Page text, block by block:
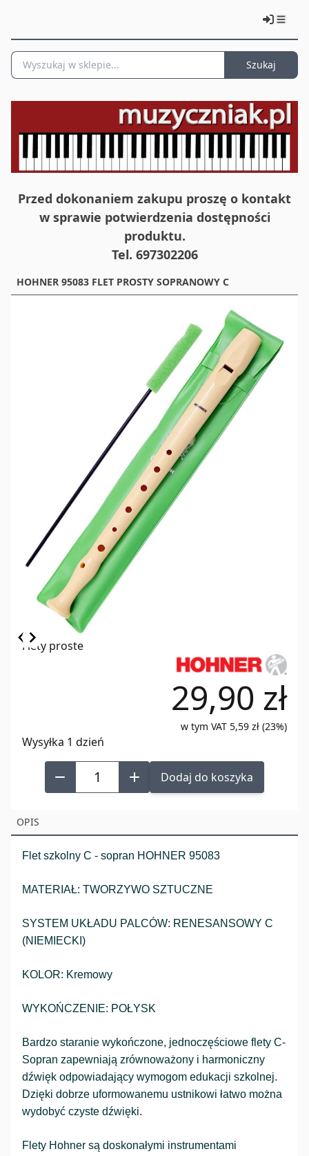
Szukaj
Przed dokonaniem zakupu proszę o kontakt
w sprawie potwierdzenia dostępności
produktu.
Tel. 697302206
HOHNER 95083 FLET PROSTY SOPRANOWY C
Item
Flety proste
29,90 zł
w tym VAT 5,59 zł (23%)
Wysyłka 1 dzień
Dodaj do koszyka
OPIS
Flet szkolny C - sopran HOHNER 95083
MATERIAŁ: TWORZYWO SZTUCZNE
SYSTEM UKŁADU PALCÓW: RENESANSOWY C
(NIEMIECKI)
KOLOR: Kremowy
WYKOŃCZENIE: POŁYSK
Bardzo staranie wykończone, jednoczęściowe flety C-
Sopran zapewniają zrównoważony i harmoniczny
dźwięk odpowiadający wymogom edukacji szkolnej.
Dzięki dobrze uformowanemu ustnikowi łatwo można
wydobyć czyste dźwięki.
Flety Hohner są doskonałymi instrumentami